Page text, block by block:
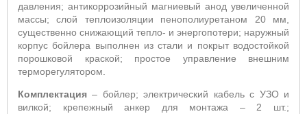
давления; антикоррозийный магниевый анод увеличенной
массы; слой теплоизоляции пенополиуретаном 20 мм,
существенно снижающий тепло- и энергопотери; наружный
корпус бойлера выполнен из стали и покрыт водостойкой
порошковой краской; простое управление внешним
терморегулятором.
Комплектация – бойлер; электрический кабель с УЗО и
вилкой; крепежный анкер для монтажа – 2 шт.;